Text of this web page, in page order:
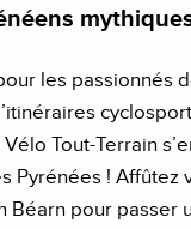
les passionnés
Tout-Terrain
Pyrénées ! Affûtez
Béarn pour passer